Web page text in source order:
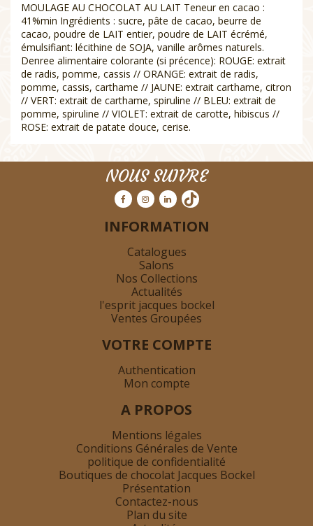
MOULAGE AU CHOCOLAT AU LAIT Teneur en cacao :
41%min Ingrédients : sucre, pâte de cacao, beurre de
cacao, poudre de LAIT entier, poudre de LAIT écrémé,
émulsifiant: lécithine de SOJA, vanille arômes naturels.
Denree alimentaire colorante (si précence): ROUGE: extrait
de radis, pomme, cassis // ORANGE: extrait de radis,
pomme, cassis, carthame // JAUNE: extrait carthame, citron
// VERT: extrait de carthame, spiruline // BLEU: extrait de
pomme, spiruline // VIOLET: extrait de carotte, hibiscus //
ROSE: extrait de patate douce, cerise.
NOUS SUIVRE
INFORMATION
Catalogues
Salons
Nos Collections
Actualités
l'esprit jacques bockel
Ventes Groupées
VOTRE COMPTE
Authentication
Mon compte
A PROPOS
Mentions légales
Conditions Générales de Vente
politique de confidentialité
Boutiques de chocolat Jacques Bockel
Présentation
Contactez-nous
Plan du site